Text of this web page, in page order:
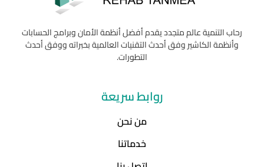
رحاب التنمية عالم متجدد يقدم أفضل أنظمة الأمان وبرامج الحسابات
وأنظمة الكاشير وفق أحدث التقنيات العالمية بخبراته ووفق أحدث
التطورات.
روابط سريعة
من نحن
خدماتنا